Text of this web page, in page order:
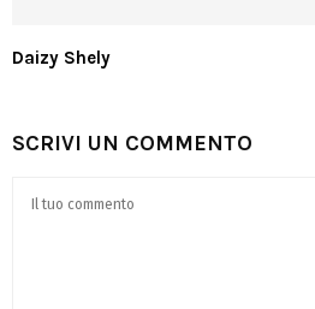
Daizy Shely
SCRIVI UN COMMENTO